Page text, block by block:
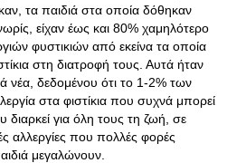
τα παιδιά στα οποία δόθηκαν
είχαν έως και 80% χαμηλότερο
φυστικιών από εκείνα τα οποία
στη διατροφή τους. Αυτά ήταν
νέα, δεδομένου ότι το 1-2% των
στα φιστίκια που συχνά μπορεί
διαρκεί για όλη τους τη ζωή, σε
αλλεργίες που πολλές φορές
μεγαλώνουν.